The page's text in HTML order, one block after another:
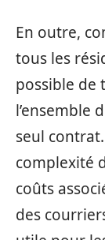
En outre,
tous les
possible de
l’ensemble
seul
complexité
coûts
des